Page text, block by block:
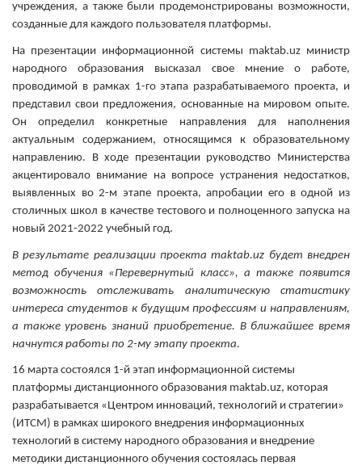
учреждения, а также были продемонстрированы возможности,
созданные для каждого пользователя платформы.
На презентации информационной системы maktab.uz министр
народного образования высказал свое мнение о работе,
проводимой в рамках 1-го этапа разрабатываемого проекта, и
представил свои предложения, основанные на мировом опыте.
Он определил конкретные направления для наполнения
актуальным содержанием, относящимся к образовательному
направлению. В ходе презентации руководство Министерства
акцентировало внимание на вопросе устранения недостатков,
выявленных во 2-м этапе проекта, апробации его в одной из
столичных школ в качестве тестового и полноценного запуска на
новый 2021-2022 учебный год.
В результате реализации проекта maktab.uz будет внедрен
метод обучения «Перевернутый класс», а также появится
возможность отслеживать аналитическую статистику
интереса студентов к будущим профессиям и направлениям,
а также уровень знаний приобретение. В ближайшее время
начнутся работы по 2-му этапу проекта.
16 марта состоялся 1-й этап информационной системы
платформы дистанционного образования maktab.uz, которая
разрабатывается «Центром инноваций, технологий и стратегии»
(ИТСМ) в рамках широкого внедрения информационных
технологий в систему народного образования и внедрение
методики дистанционного обучения состоялась первая